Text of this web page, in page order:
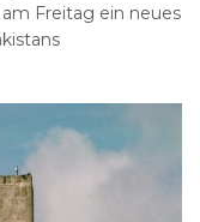
Freitag ein neues